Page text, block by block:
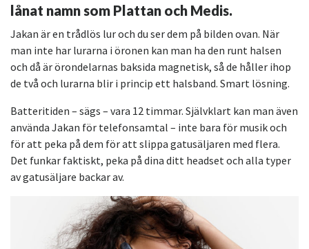
lånat namn som Plattan och Medis.
Jakan är en trådlös lur och du ser dem på bilden ovan. När
man inte har lurarna i öronen kan man ha den runt halsen
och då är örondelarnas baksida magnetisk, så de håller ihop
de två och lurarna blir i princip ett halsband. Smart lösning.
Batteritiden – sägs – vara 12 timmar. Självklart kan man även
använda Jakan för telefonsamtal – inte bara för musik och
för att peka på dem för att slippa gatusäljaren med flera.
Det funkar faktiskt, peka på dina ditt headset och alla typer
av gatusäljare backar av.